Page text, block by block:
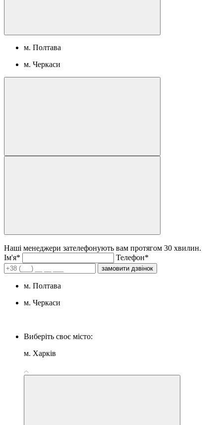
м. Полтава
м. Черкаси
Наші менеджери зателефонують вам протягом 30 хвилин.
Iм'я*
Телефон*
замовити дзвінок
м. Полтава
м. Черкаси
Виберіть своє місто:
м. Харків